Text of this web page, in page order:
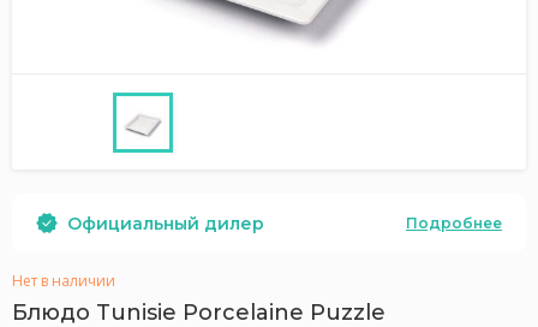
Официальный дилер Подробнее
Нет в наличии
Блюдо Tunisie Porcelaine Puzzle